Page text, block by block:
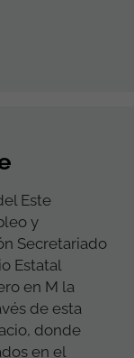
Este
y
Secretariado
Estatal
en M la
de esta
donde
en el